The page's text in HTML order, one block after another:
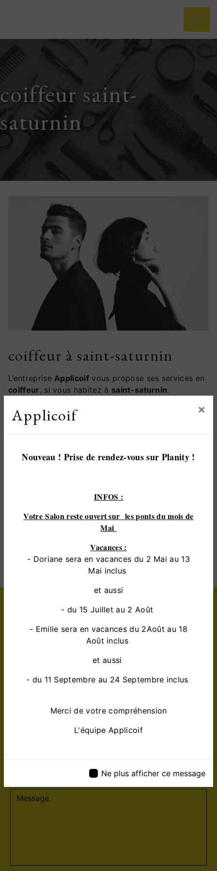
Applicoif ×
Nouveau ! Prise de rendez-vous sur Planity !
INFOS :
Votre Salon reste ouvert sur les ponts du mois de
Mai
Vacances :
- Doriane sera en vacances du 2 Mai au 13
Mai inclus
et aussi
- du 15 Juillet au 2 Août
- Emilie sera en vacances du 2Août au 18
Août inclus
et aussi
- du 11 Septembre au 24 Septembre inclus
Merci de votre compréhension
L'équipe Applicoif
Ne plus afficher ce message
coiffeur saint-
saturnin
coiffeur à saint-saturnin
L’entrepriseApplicoif vous propose ses services en
coiffeur, si vous habitez à saint-saturnin.
faire de qualité, nous mettons tout en oeuvre pour
vous satisfaire. Nous vous accompagnons ainsi
nous sommes à votre disposition pour vous
passion et le partager avec vous renforce encore
qualifiée et travaille avec propreté et rigueur.
EN SAVOIR PLUS
Contactez nous